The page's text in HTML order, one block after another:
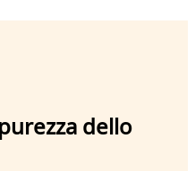
dello